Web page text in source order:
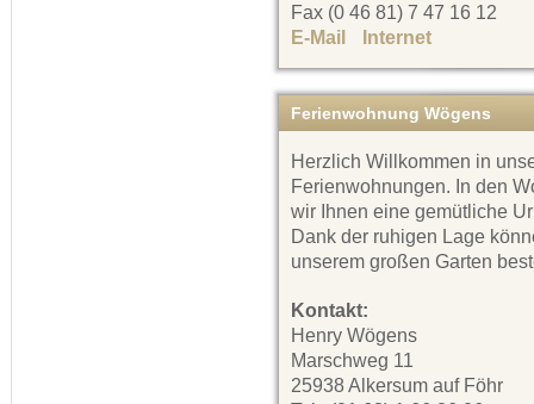
Fax (0 46 81) 7 47 16 12
E-Mail
Internet
Ferienwohnung Wögens
Herzlich Willkommen in
Ferienwohnungen. In den
wir Ihnen eine gemütliche
Dank der ruhigen Lage
unserem großen Garten
Kontakt:
Henry Wögens
Marschweg 11
25938 Alkersum auf Föhr